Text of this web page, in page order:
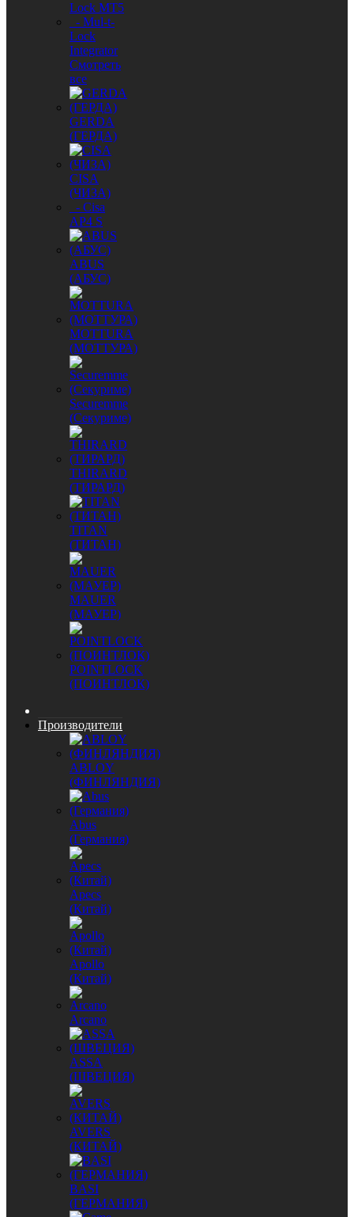
Lock MT5
- Mul-t-
Lock
Integrator
Смотреть
все
GERDA
(ГЕРДА)
CISA
(ЧИЗА)
- Cisa
AP4 S
ABUS
(АБУС)
MОTTURA
(МОТТУРА)
Securemme
(Секуриме)
THIRARD
(ТИРАРД)
TITAN
(ТИТАН)
MAUER
(МАУЕР)
POINTLOCK
(ПОИНТЛОК)
Производители
ABLOY
(ФИНЛЯНДИЯ)
Abus
(Германия)
Apecs
(Китай)
Apollo
(Китай)
Arcano
ASSA
(ШВЕЦИЯ)
AVERS
(КИТАЙ)
BASI
(ГЕРМАНИЯ)